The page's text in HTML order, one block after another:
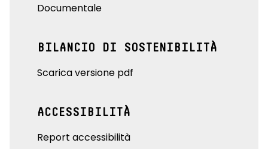
Documentale
BILANCIO DI SOSTENIBILITÀ
Scarica versione pdf
ACCESSIBILITÀ
Report accessibilità